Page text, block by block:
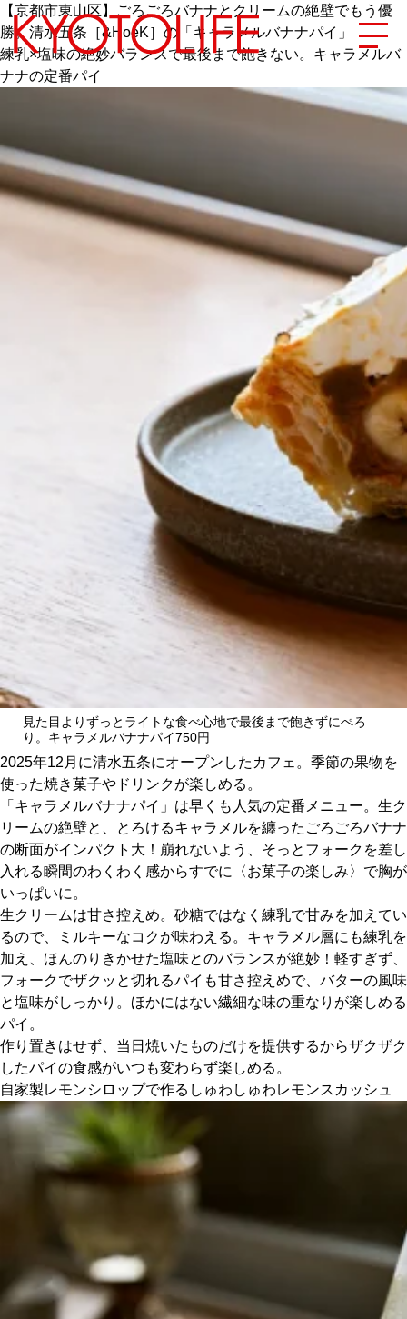
地図から探す
カテゴリーから探す
チケットプレゼント応募
MAIN MENU
SERIES
カレーが好き
京都おやつクラブ
私と店のはなし
今月の京みやげ
京都の書店
CULTURE
すべて
関西で開催。
おすすめの展覧会
おすすめの映画
【京都市東山区】ごろごろバナナとクリームの絶壁でもう優
勝。清水五条［&HoeK］の「キャラメルバナナパイ」
練乳×塩味の絶妙バランスで最後まで飽きない。キャラメルバ
ナナの定番パイ
見た目よりずっとライトな食べ心地で最後まで飽きずにぺろ
り。キャラメルバナナパイ750円
2025年12月に清水五条にオープンしたカフェ。季節の果物を
使った焼き菓子やドリンクが楽しめる。
「キャラメルバナナパイ」は早くも人気の定番メニュー。生ク
リームの絶壁と、とろけるキャラメルを纏ったごろごろバナナ
の断面がインパクト大！崩れないよう、そっとフォークを差し
入れる瞬間のわくわく感からすでに〈お菓子の楽しみ〉で胸が
いっぱいに。
生クリームは甘さ控えめ。砂糖ではなく練乳で甘みを加えてい
るので、ミルキーなコクが味わえる。キャラメル層にも練乳を
加え、ほんのりきかせた塩味とのバランスが絶妙！軽すぎず、
フォークでザクッと切れるパイも甘さ控えめで、バターの風味
と塩味がしっかり。ほかにはない繊細な味の重なりが楽しめる
パイ。
作り置きはせず、当日焼いたものだけを提供するからザクザク
したパイの食感がいつも変わらず楽しめる。
自家製レモンシロップで作るしゅわしゅわレモンスカッシュ